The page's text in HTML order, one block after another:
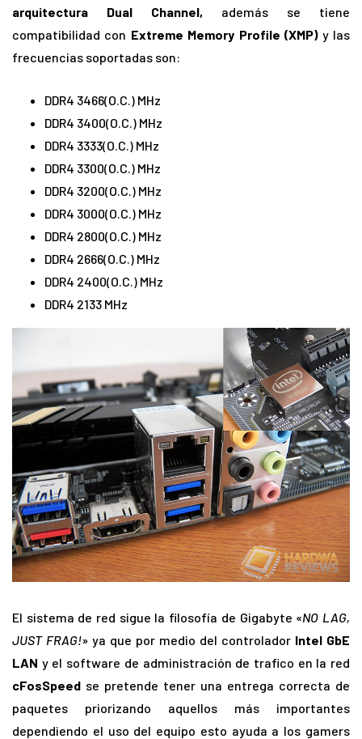
arquitectura Dual Channel, además se tiene
compatibilidad con Extreme Memory Profile (XMP) y las
frecuencias soportadas son:
DDR4 3466(O.C.) MHz
DDR4 3400(O.C.) MHz
DDR4 3333(O.C.) MHz
DDR4 3300(O.C.) MHz
DDR4 3200(O.C.) MHz
DDR4 3000(O.C.) MHz
DDR4 2800(O.C.) MHz
DDR4 2666(O.C.) MHz
DDR4 2400(O.C.) MHz
DDR4 2133 MHz
El sistema de red sigue la filosofía de Gigabyte «NO LAG,
JUST FRAG!» ya que por medio del controlador Intel GbE
LAN y el software de administración de trafico en la red
cFosSpeed se pretende tener una entrega correcta de
paquetes priorizando aquellos más importantes
dependiendo el uso del equipo esto ayuda a los gamers